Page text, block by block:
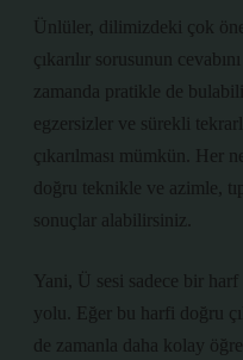
Ünlüler, dilimizdeki çok
çıkarılır sorusunun
zamanda pratikle de
egzersizler ve sürekli
çıkarılması mümkün. Her
doğru teknikle ve azimle,
sonuçlar alabilirsiniz.
Yani, Ü sesi sadece bir
yolu. Eğer bu harfi doğru
de zamanla daha kolay